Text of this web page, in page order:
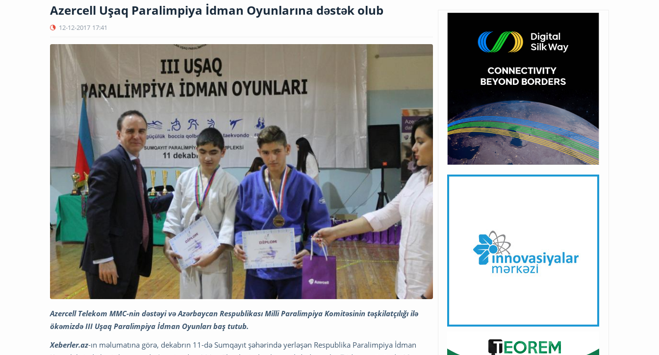
Azercell Uşaq Paralimpiya İdman Oyunlarına dəstək olub
12-12-2017 17:41
Azercell Telekom MMC-nin dəstəyi və Azərbaycan Respublikası Milli Paralimpiya Komitəsinin təşkilatçılığı ilə
ökəmizdə III Uşaq Paralimpiya İdman Oyunları baş tutub.
Xeberler.az-ın məlumatına görə, dekabrın 11-də Sumqayıt şəhərində yerləşən Respublika Paralimpiya İdman